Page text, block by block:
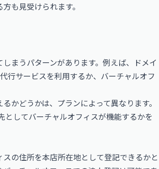
も見受けられます。
まうパターンがあります。例えば、ドメイ
行サービスを利用するか、バーチャルオフ
かどうかは、プランによって異なります。
としてバーチャルオフィスが機能するかを
の住所を本店所在地として登記できるかと